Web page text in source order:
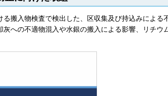
る搬入物検査で検出した、区収集及び持込みによ
灰への不適物混入や水銀の搬入による影響、リチ